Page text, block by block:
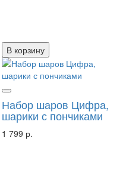
В корзину
Набор шаров Цифра,
шарики с пончиками
1 799 р.